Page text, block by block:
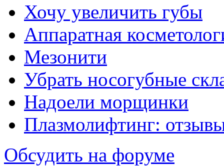
Хочу увеличить губы
Аппаратная
Мезонити
Убрать носогубные
Надоели морщинки
Плазмолифтинг:
Обсудить на форуме